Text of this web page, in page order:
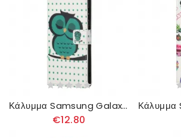
Κάλυμμα Samsung Galaxy A13 5G Κουκουβάγια
€12.80